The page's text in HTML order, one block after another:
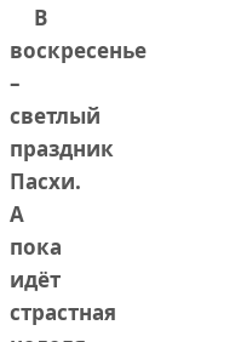
В
воскресенье
–
светлый
праздник
Пасхи.
А
пока
идёт
страстная